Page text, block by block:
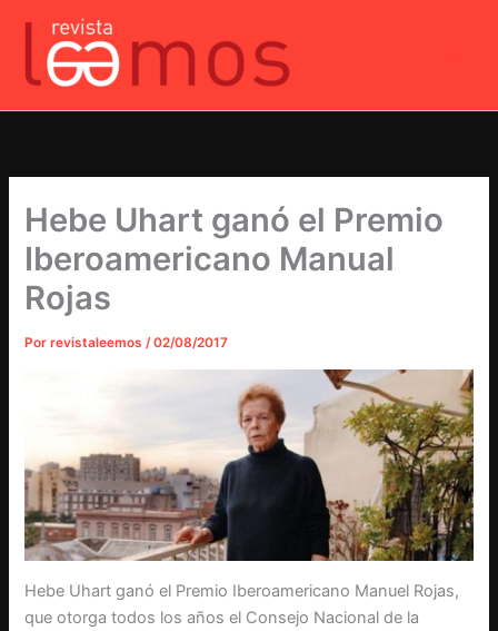
contenido
Hebe Uhart ganó el Premio
Iberoamericano Manual
Rojas
Porrevistaleemos/02/08/2017
Hebe Uhart ganó el Premio Iberoamericano Manuel Rojas,
que otorga todos los años el Consejo Nacional de la